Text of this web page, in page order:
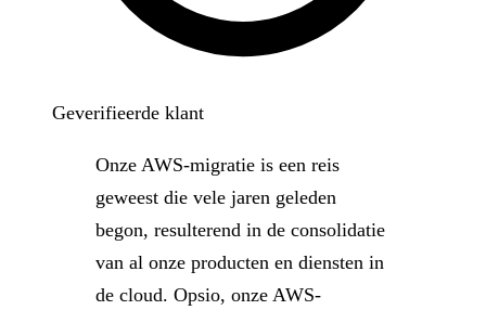
Geverifieerde klant
Onze AWS-migratie is een reis
geweest die vele jaren geleden
begon, resulterend in de consolidatie
van al onze producten en diensten in
de cloud. Opsio, onze AWS-